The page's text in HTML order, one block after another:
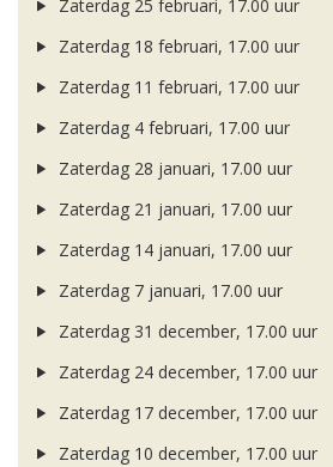
Zaterdag 25 februari, 17.00 uur
Zaterdag 18 februari, 17.00 uur
Zaterdag 11 februari, 17.00 uur
Zaterdag 4 februari, 17.00 uur
Zaterdag 28 januari, 17.00 uur
Zaterdag 21 januari, 17.00 uur
Zaterdag 14 januari, 17.00 uur
Zaterdag 7 januari, 17.00 uur
Zaterdag 31 december, 17.00 uur
Zaterdag 24 december, 17.00 uur
Zaterdag 17 december, 17.00 uur
Zaterdag 10 december, 17.00 uur